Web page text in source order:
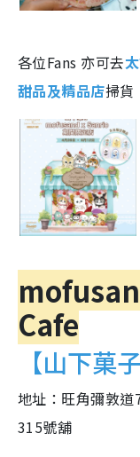
各位Fans 亦可去
甜品及精品店掃貨
Cafe
【山下菓子
地址：旺角彌敦
315號舖